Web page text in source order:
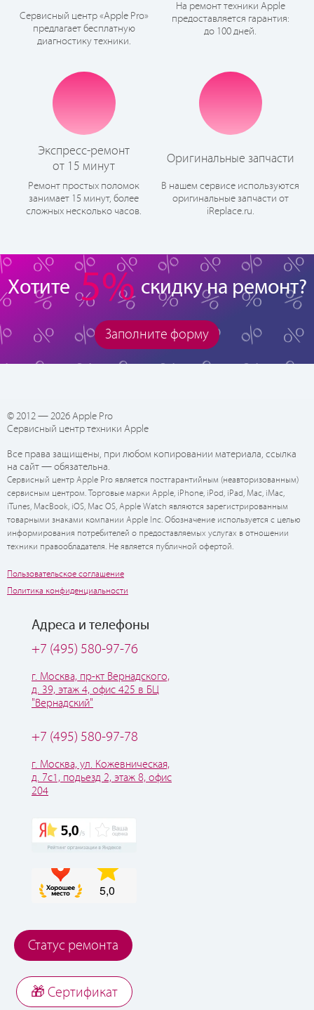
Сервисный центр «Apple Pro»
предлагает бесплатную
диагностику техники.
На ремонт техники Apple
предоставляется гарантия:
до 100 дней.
Экспресс-ремонт
от 15 минут
Ремонт простых поломок
занимает 15 минут, более
сложных несколько часов.
Оригинальные запчасти
В нашем сервисе используются
оригинальные запчасти от
iReplace.ru.
Хотите 5% скидку на ремонт?
Заполните форму
© 2012 — 2026 Apple Pro
Сервисный центр техники Apple
Все права защищены, при любом копировании материала, ссылка
на сайт — обязательна.
Сервисный центр Apple Pro является постгарантийным (неавторизованным)
сервисным центром. Торговые марки Apple, iPhone, iPod, iPad, Mac, iMac,
iTunes, MacBook, iOS, Mac OS, Apple Watch являются зарегистрированным
товарными знаками компании Apple Inc. Обозначение используется с целью
информирования потребителей о предоставляемых услугах в отношении
техники правообладателя. Не является публичной офертой.
Пользовательское соглашение
Политика конфиденциальности
Адреса и телефоны
+7 (495) 580-97-76
г. Москва, пр-кт Вернадского,
д. 39, этаж 4, офис 425 в БЦ
"Вернадский"
+7 (495) 580-97-78
г. Москва, ул. Кожевническая,
д. 7с1, подьезд 2, этаж 8, офис
204
Статус ремонта
🎁 Cертификат